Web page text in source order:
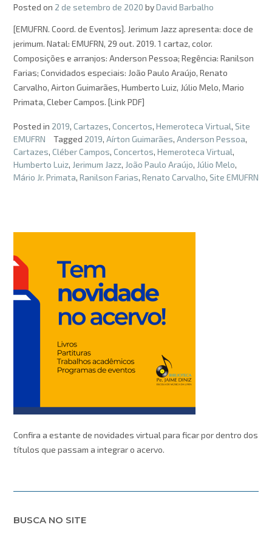
Posted on 2 de setembro de 2020 byDavid Barbalho
[EMUFRN. Coord. de Eventos]. Jerimum Jazz apresenta: doce de
jerimum. Natal: EMUFRN, 29 out. 2019. 1 cartaz, color.
Composições e arranjos: Anderson Pessoa; Regência: Ranilson
Farias; Convidados especiais: João Paulo Araújo, Renato
Carvalho, Airton Guimarães, Humberto Luiz, Júlio Melo, Mario
Primata, Cleber Campos. [Link PDF]
Posted in 2019, Cartazes, Concertos, Hemeroteca Virtual, Site
EMUFRN
Tagged 2019, Aírton Guimarães, Anderson Pessoa,
Cartazes, Cléber Campos, Concertos, Hemeroteca Virtual,
Humberto Luiz, Jerimum Jazz, João Paulo Araújo, Júlio Melo,
Mário Jr. Primata, Ranilson Farias, Renato Carvalho, Site EMUFRN
Confira a estante de novidades virtual para ficar por dentro dos
títulos que passam a integrar o acervo.
BUSCA NO SITE